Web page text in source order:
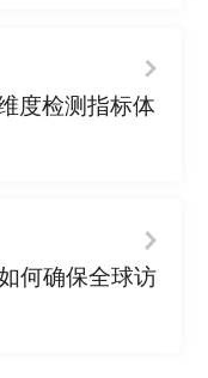
度检测指标体
何确保全球访